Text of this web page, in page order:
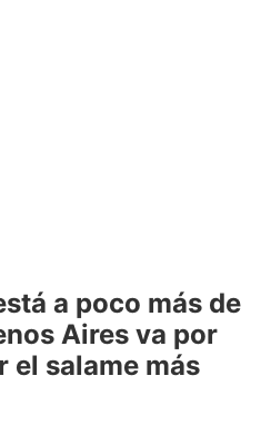
a poco más de
Aires va por
el salame más